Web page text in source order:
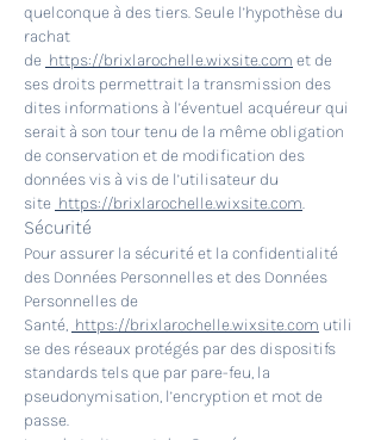
quelconque à des tiers. Seule l’hypothèse du
rachat
de https://brixlarochelle.wixsite.com et de
ses droits permettrait la transmission des
dites informations à l’éventuel acquéreur qui
serait à son tour tenu de la même obligation
de conservation et de modification des
données vis à vis de l’utilisateur du
site https://brixlarochelle.wixsite.com.
Sécurité
Pour assurer la sécurité et la confidentialité
des Données Personnelles et des Données
Personnelles de
Santé, https://brixlarochelle.wixsite.com utili
se des réseaux protégés par des dispositifs
standards tels que par pare-feu, la
pseudonymisation, l’encryption et mot de
passe.